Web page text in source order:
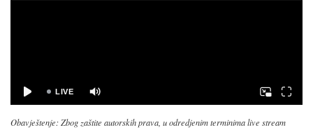
Obavještenje: Zbog zaštite autorskih prava, u odredjenim terminima live stream